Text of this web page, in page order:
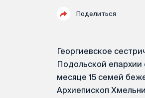
Поделиться
Георгиевское
Подольской
месяце 15 семей
Архиепископ